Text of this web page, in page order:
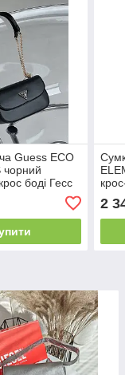
Guess ECO
чорний
боді Гесс
2